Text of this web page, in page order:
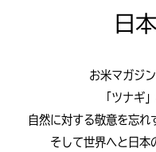
日
お米マガジ
「ツナギ
自然に対する敬意を忘れ
そして世界へと日本